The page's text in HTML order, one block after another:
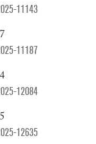
11143
11187
12084
12635